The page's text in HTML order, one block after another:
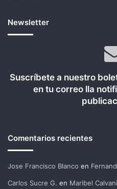
Newsletter
Suscríbete a nuestro
en tu correo lla
Comentarios recientes
Jose Francisco Blanco en
Carlos Sucre G. en Maribel